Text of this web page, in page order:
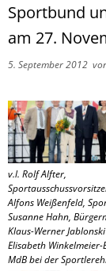
Sportbund
am 27.
5. September 2012
v.l. Rolf Alfter,
Alfons Weißenfeld,
Susanne Hahn,
Klaus-Werner
Elisabeth Winkelmeier-
MdB bei der